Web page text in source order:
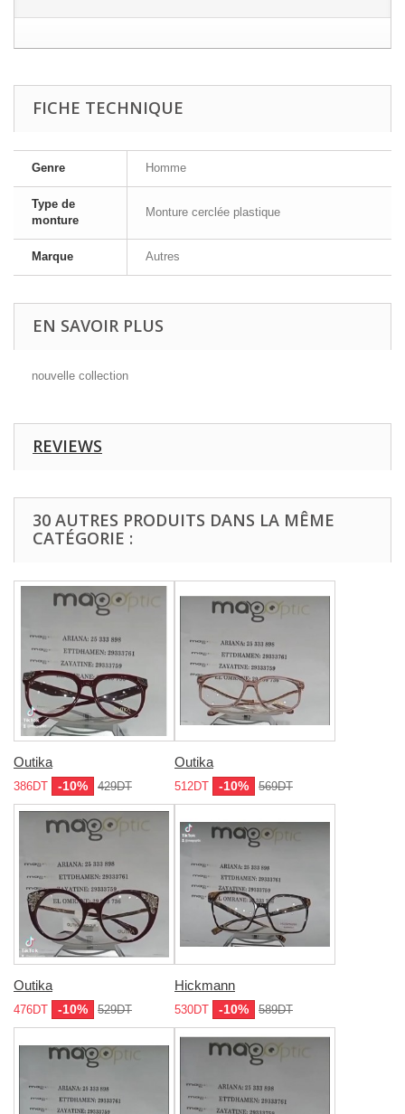
FICHE TECHNIQUE
Genre Homme
Type de
monture
Monture cerclée plastique
Marque Autres
EN SAVOIR PLUS
nouvelle collection
REVIEWS
30 AUTRES PRODUITS DANS LA MÊME
CATÉGORIE :
Outika
386DT -10% 429DT
Outika
512DT -10% 569DT
Outika
476DT -10% 529DT
Hickmann
530DT -10% 589DT